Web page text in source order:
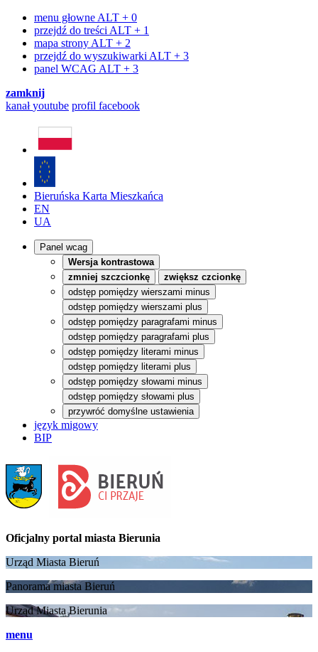
menu głowne ALT + 0
przejdź do treści ALT + 1
mapa strony ALT + 2
przejdź do wyszukiwarki ALT + 3
panel WCAG ALT + 3
zamknij
kanałyoutube profil facebook
Bieruńska Karta Mieszkańca
EN
UA
Panel wcag
Wersja kontrastowa
zmniej szczcionkę
zwiększ czcionkę
odstęp pomiędzy wierszami minus
odstęp pomiędzy wierszami plus
odstęp pomiędzy paragrafami minus
odstęp pomiędzy paragrafami plus
odstęp pomiędzy literami minus
odstęp pomiędzy literami plus
odstęp pomiędzy słowami minus
odstęp pomiędzy słowami plus
przywróć domyślne ustawienia
język migowy
BIP
Oficjalny portal miasta Bierunia
Urząd Miasta Bieruń
Panorama miasta Bieruń
Urząd Miasta Bierunia
menu